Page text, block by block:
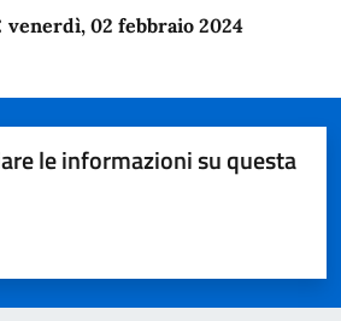
venerdì, 02 febbraio 2024
le informazioni su questa
5 stelle su 5
su 5
su 5
5